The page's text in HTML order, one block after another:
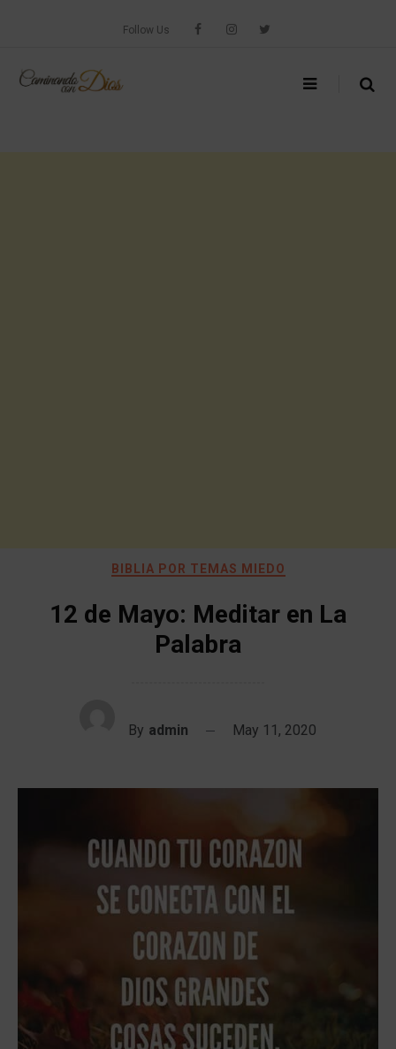
Follow Us
BIBLIA POR TEMAS MIEDO
12 de Mayo: Meditar en La
Palabra
By admin May 11, 2020